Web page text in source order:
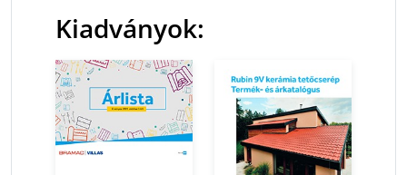
Kiadványok: